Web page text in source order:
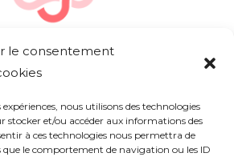
le consentement
nous utilisons des technologies
stocker et/ou accéder aux informations des
à ces technologies nous permettra de
que le comportement de navigation ou les ID